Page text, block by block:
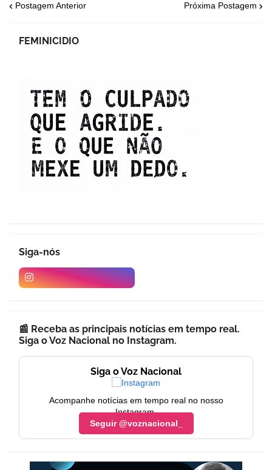
Postagem Anterior Próxima Postagem
FEMINICIDIO
Siga-nós
📰 Receba as principais notícias em tempo real.
Siga o Voz Nacional no Instagram.
Siga o Voz Nacional
Acompanhe notícias em tempo real no nosso
Instagram.
Seguir @voznacional_